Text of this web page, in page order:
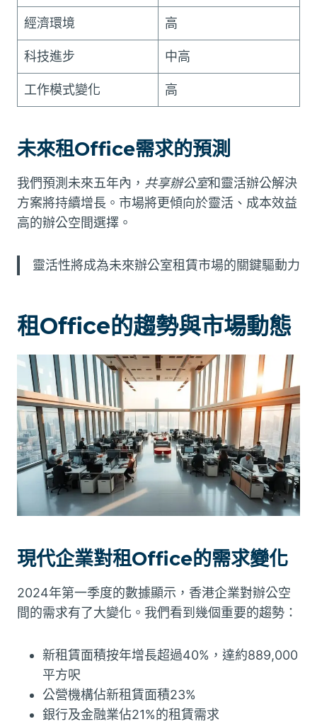
經濟環境 高
科技進步 中高
工作模式變化 高
未來租Office需求的預測
我們預測未來五年內， 共享辦公室和靈活辦公解決
方案將持續增長。市場將更傾向於靈活、成本效益
高的辦公空間選擇。
靈活性將成為未來辦公室租賃市場的關鍵驅動力
租Office的趨勢與市場動態
現代企業對租Office的需求變化
2024年第一季度的數據顯示，香港企業對辦公空
間的需求有了大變化。我們看到幾個重要的趨勢：
新租賃面積按年增長超過40%，達約889,000
平方呎
公營機構佔新租賃面積23%
銀行及金融業佔21%的租賃需求